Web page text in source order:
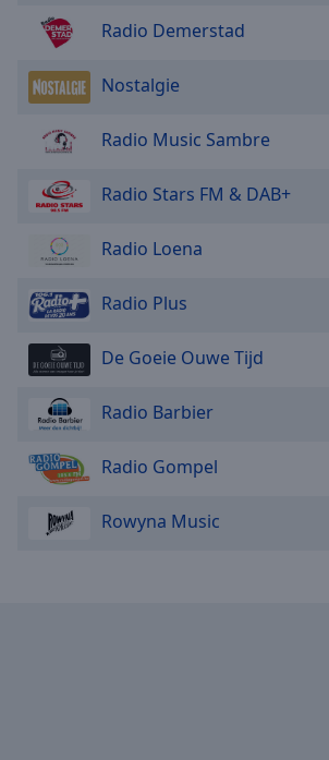
Radio Demerstad
Nostalgie
Radio Music Sambre
Radio Stars FM & DAB+
Radio Loena
Radio Plus
De Goeie Ouwe Tijd
Radio Barbier
Radio Gompel
Rowyna Music